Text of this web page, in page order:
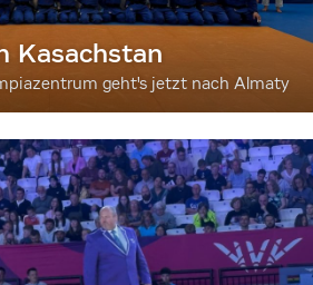
Kasachstan
geht's jetzt nach Almaty